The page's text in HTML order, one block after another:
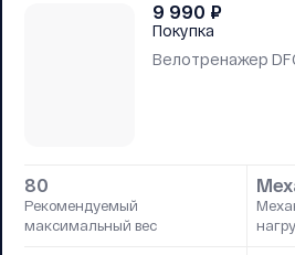
9 990 ₽
Покупка
Велотренажер
80
Рекомендуемый
максимальный вес